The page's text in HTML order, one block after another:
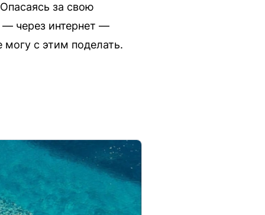
за свою
через интернет —
с этим поделать.